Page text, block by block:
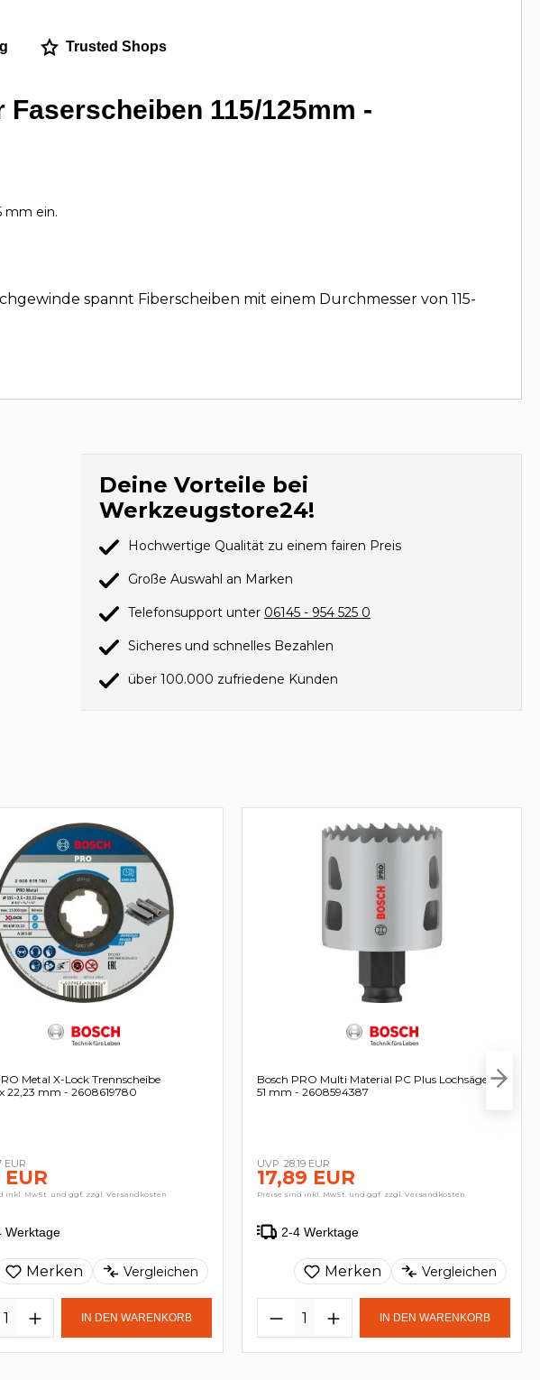
Trusted Shops
115/125mm -
mm ein.
spannt Fiberscheiben mit einem Durchmesser von 115-
Deine Vorteile bei
Werkzeugstore24!
Hochwertige Qualität zu einem fairen Preis
Große Auswahl an Marken
Telefonsupport unter 06145 - 954 525 0
Sicheres und schnelles Bezahlen
über 100.000 zufriedene Kunden
Metal X-Lock Trennscheibe
x 22,23 mm - 2608619780
EUR
inkl. MwSt. und ggf. zzgl. Versandkosten
Werktage
Merken Vergleichen
IN DEN WARENKORB
Bosch PRO Multi Material PC Plus Lochsäge
51 mm - 2608594387
28,19 EUR
17,89 EUR
Preise sind inkl. MwSt. und ggf. zzgl. Versandkosten
2-4 Werktage
Merken Vergleichen
IN DEN WARENKORB